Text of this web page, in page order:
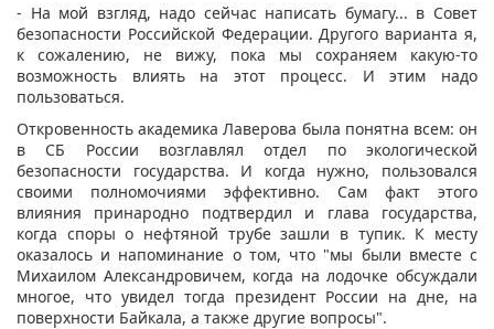
- На мой взгляд, надо сейчас написать бумагу... в Совет
безопасности Российской Федерации. Другого варианта я,
к сожалению, не вижу, пока мы сохраняем какую-то
возможность влиять на этот процесс. И этим надо
пользоваться.
Откровенность академика Лаверова была понятна всем: он
в СБ России возглавлял отдел по экологической
безопасности государства. И когда нужно, пользовался
своими полномочиями эффективно. Сам факт этого
влияния принародно подтвердил и глава государства,
когда споры о нефтяной трубе зашли в тупик. К месту
оказалось и напоминание о том, что "мы были вместе с
Михаилом Александровичем, когда на лодочке обсуждали
многое, что увидел тогда президент России на дне, на
поверхности Байкала, а также другие вопросы".